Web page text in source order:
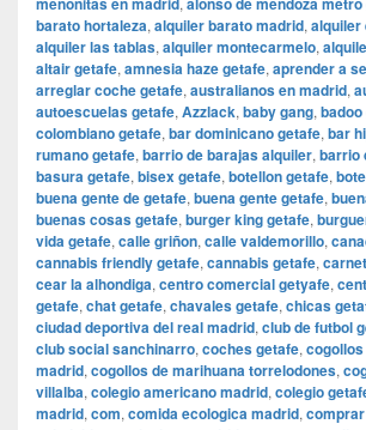
barato hortaleza, alquiler barato madrid, alquiler
alquiler las tablas, alquiler montecarmelo,
altair getafe, amnesia haze getafe, aprender a
arreglar coche getafe, australianos en madrid,
autoescuelas getafe, Azzlack, baby gang,
colombiano getafe, bar dominicano getafe, bar
rumano getafe, barrio de barajas alquiler, barrio
basura getafe, bisex getafe, botellon getafe,
buena gente de getafe, buena gente getafe,
buenas cosas getafe, burger king getafe,
vida getafe, calle griñon, calle valdemorillo,
cannabis friendly getafe, cannabis getafe,
cear la alhondiga, centro comercial getyafe,
getafe, chat getafe, chavales getafe, chicas
ciudad deportiva del real madrid, club de futbol
club social sanchinarro, coches getafe,
madrid, cogollos de marihuana torrelodones,
villalba, colegio americano madrid, colegio
madrid, com, comida ecologica madrid,